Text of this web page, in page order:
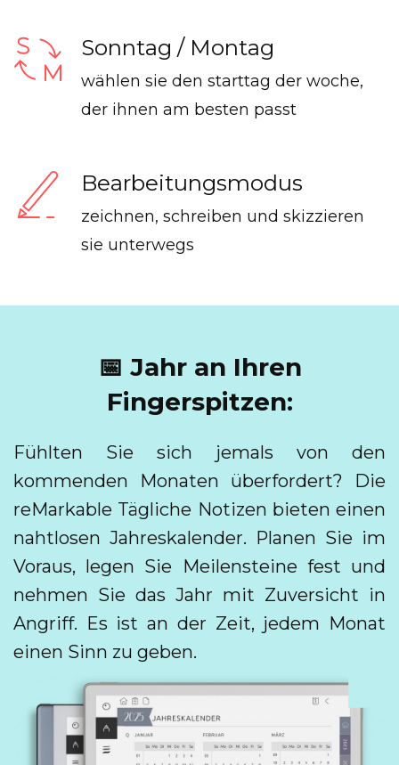
Sonntag / Montag
wählen sie den starttag der woche,
der ihnen am besten passt
Bearbeitungsmodus
zeichnen, schreiben und skizzieren
sie unterwegs
📅 Jahr an Ihren
Fingerspitzen:
Fühlten Sie sich jemals von den
kommenden Monaten überfordert? Die
reMarkable Tägliche Notizen bieten einen
nahtlosen Jahreskalender. Planen Sie im
Voraus, legen Sie Meilensteine fest und
nehmen Sie das Jahr mit Zuversicht in
Angriff. Es ist an der Zeit, jedem Monat
einen Sinn zu geben.